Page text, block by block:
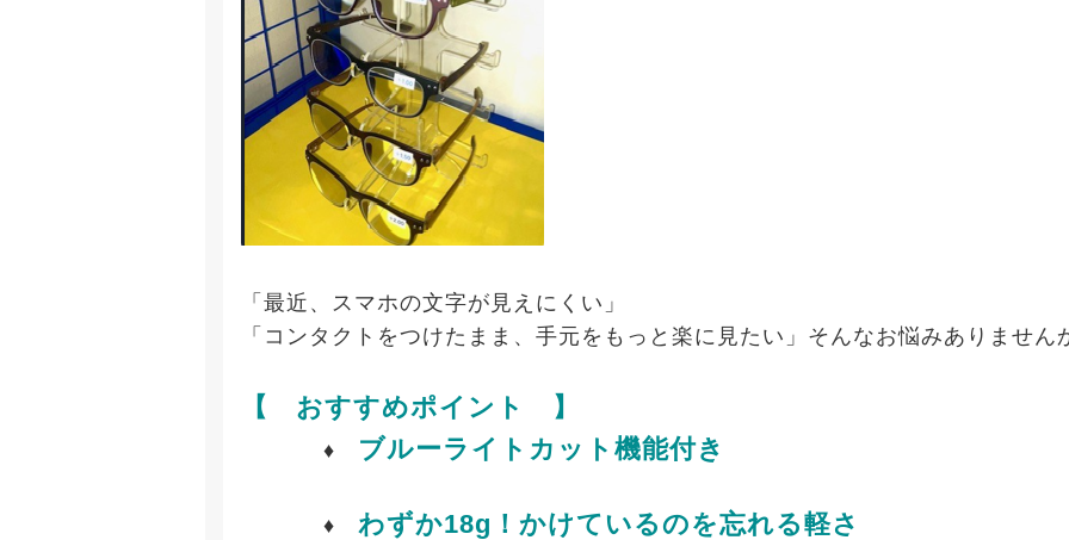
「最近、スマホの文字が見えにくい」
「コンタクトをつけたまま、手元をもっと楽に見たい」そんなお悩みありません
【 おすすめポイント 】
♦ ブルーライトカット機能付き
♦ わずか18g！かけているのを忘れる軽さ